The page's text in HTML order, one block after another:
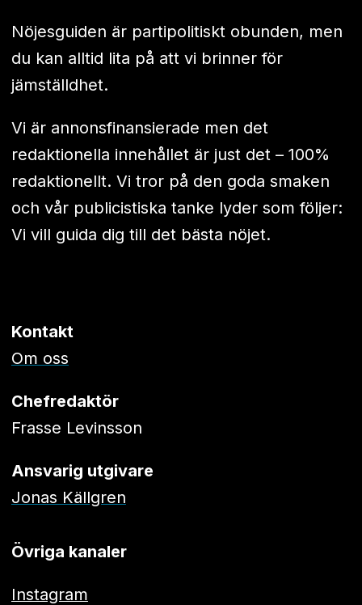
Nöjesguiden är partipolitiskt obunden, men
du kan alltid lita på att vi brinner för
jämställdhet.
Vi är annonsfinansierade men det
redaktionella innehållet är just det – 100%
redaktionellt. Vi tror på den goda smaken
och vår publicistiska tanke lyder som följer:
Vi vill guida dig till det bästa nöjet.
Kontakt
Om oss
Chefredaktör
Frasse Levinsson
Ansvarig utgivare
Jonas Källgren
Övriga kanaler
Instagram